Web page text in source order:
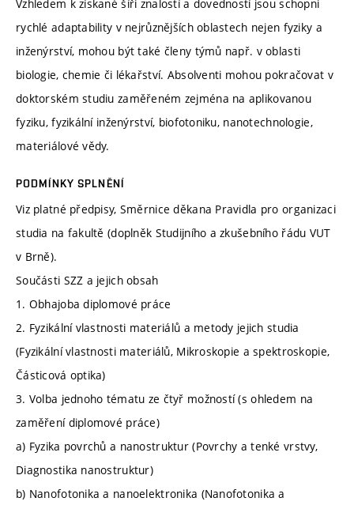
Vzhledem k získané šíři znalostí a dovedností jsou schopni
rychlé adaptability v nejrůznějších oblastech nejen fyziky a
inženýrství, mohou být také členy týmů např. v oblasti
biologie, chemie či lékařství. Absolventi mohou pokračovat v
doktorském studiu zaměřeném zejména na aplikovanou
fyziku, fyzikální inženýrství, biofotoniku, nanotechnologie,
materiálové vědy.
PODMÍNKY SPLNĚNÍ
Viz platné předpisy, Směrnice děkana Pravidla pro organizaci
studia na fakultě (doplněk Studijního a zkušebního řádu VUT
v Brně).
Součásti SZZ a jejich obsah
1. Obhajoba diplomové práce
2. Fyzikální vlastnosti materiálů a metody jejich studia
(Fyzikální vlastnosti materiálů, Mikroskopie a spektroskopie,
Částicová optika)
3. Volba jednoho tématu ze čtyř možností (s ohledem na
zaměření diplomové práce)
a) Fyzika povrchů a nanostruktur (Povrchy a tenké vrstvy,
Diagnostika nanostruktur)
b) Nanofotonika a nanoelektronika (Nanofotonika a